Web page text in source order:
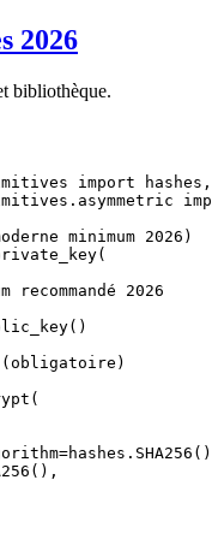
2026
bibliothèque.
import
minimum 2026)
recommandé 2026
(obligatoire)
=